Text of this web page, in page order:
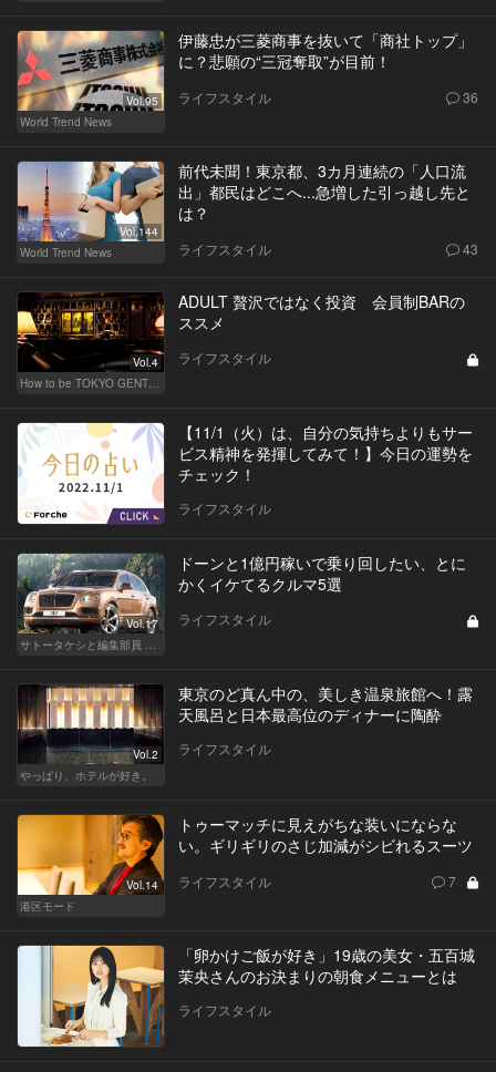
Vol.95
World Trend News
伊藤忠が三菱商事を抜いて「商社トップ」
に？悲願の“三冠奪取”が目前！
ライフスタイル 36
Vol.144
World Trend News
前代未聞！東京都、3カ月連続の「人口流
出」都民はどこへ...急増した引っ越し先と
は？
ライフスタイル 43
Vol.4
ADULT 贅沢ではなく投資 会員制BARの
ススメ
ライフスタイル
【11/1（火）は、自分の気持ちよりもサー
ビス精神を発揮してみて！】今日の運勢を
チェック！
ライフスタイル
Vol.17
ドーンと1億円稼いで乗り回したい、とに
かくイケてるクルマ5選
ライフスタイル
Vol.2
やっぱり、ホテルが好き。
東京のど真ん中の、美しき温泉旅館へ！露
天風呂と日本最高位のディナーに陶酔
ライフスタイル
Vol.14
港区モード
トゥーマッチに見えがちな装いにならな
い。ギリギリのさじ加減がシビれるスーツ
ライフスタイル 7
「卵かけご飯が好き」19歳の美女・五百城
茉央さんのお決まりの朝食メニューとは
ライフスタイル